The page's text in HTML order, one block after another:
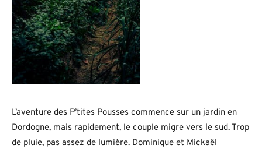
L’aventure des P’tites Pousses commence sur un jardin en
Dordogne, mais rapidement, le couple migre vers le sud. Trop
de pluie, pas assez de lumière. Dominique et Mickaël